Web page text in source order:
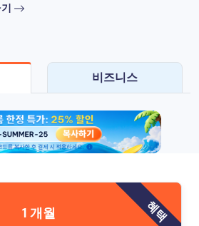
비즈니스
혜택
1 개월